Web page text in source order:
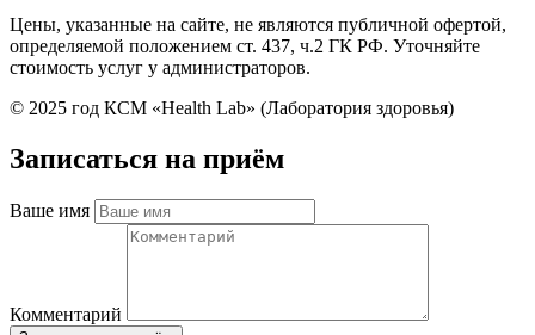
Цены, указанные на сайте, не являются публичной офертой,
определяемой положением ст. 437, ч.2 ГК РФ. Уточняйте
стоимость услуг у администраторов.
© 2025 год КСМ «Health Lab» (Лаборатория здоровья)
Записаться на приём
Ваше имя
Комментарий